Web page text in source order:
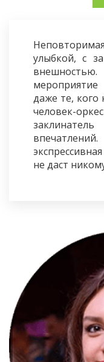
улыбкой, с
даже те, кого
человек-
не даст